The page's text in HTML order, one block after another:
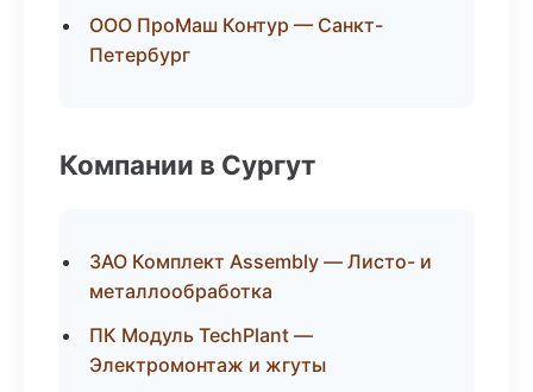
ООО ПроМаш Контур — Санкт-
Петербург
Компании в Сургут
ЗАО Комплект Assembly — Листо- и
металлообработка
ПК Модуль TechPlant —
Электромонтаж и жгуты